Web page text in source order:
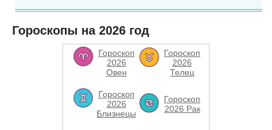
Гороскопы на 2026 год
Гороскоп
2026
Овен
Гороскоп
2026
Телец
Гороскоп
2026
Близнецы
Гороскоп
2026 Рак